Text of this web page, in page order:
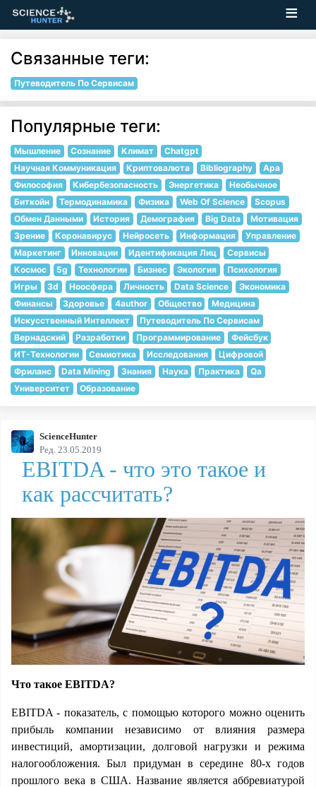
ScienceHunter
Ред. 23.05.2019
EBITDA - что это такое и
как рассчитать?
Что такое EBITDA?
EBITDA - показатель, с помощью которого можно оценить
прибыль компании независимо от влияния размера
инвестиций, амортизации, долговой нагрузки и режима
налогообложения. Был придуман в середине 80-х годов
прошлого века в США. Название является аббревиатурой
Связанные теги:
Путеводитель По Сервисам
Популярные теги:
Мышление Сознание Климат
Chatgpt
Научная Коммуникация
Криптовалюта Bibliography
Apa
Философия
Кибербезопасность Энергетика
Необычное
Биткойн
Термодинамика Физика Web Of Science
Scopus
Обмен Данными
История Демография Big Data
Мотивация
Зрение
Коронавирус Нейросеть Информация
Управление
Маркетинг
Инновации Идентификация Лиц
Сервисы
Космос
5g Технологии Бизнес Экология
Психология
Игры
3d Ноосфера Личность Data Science
Экономика
Финансы
Здоровье 4author Общество
Медицина
Искусственный Интеллект
Путеводитель По Сервисам
Вернадский
Разработки Программирование
Фейсбук
ИТ-Технологии
Семиотика Исследования
Цифровой
Фриланс
Data Mining Знания Наука Практика
Qa
Университет
Образование